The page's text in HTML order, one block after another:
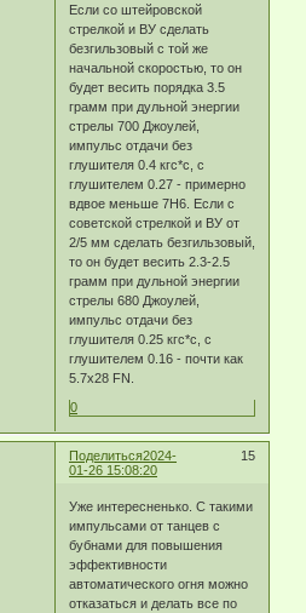
Если со штейровской
стрелкой и ВУ сделать
безгильзовый с той же
начальной скоростью, то он
будет весить порядка 3.5
грамм при дульной энергии
стрелы 700 Джоулей,
импульс отдачи без
глушителя 0.4 кгс*с, с
глушителем 0.27 - примерно
вдвое меньше 7Н6. Если с
советской стрелкой и ВУ от
2/5 мм сделать безгильзовый,
то он будет весить 2.3-2.5
грамм при дульной энергии
стрелы 680 Джоулей,
импульс отдачи без
глушителя 0.25 кгс*с, с
глушителем 0.16 - почти как
5.7х28 FN.
0
Поделиться 15
2024-
01-26 15:08:20
Уже интересненько. С такими
импульсами от танцев с
бубнами для повышения
эффективности
автоматического огня можно
отказаться и делать все по